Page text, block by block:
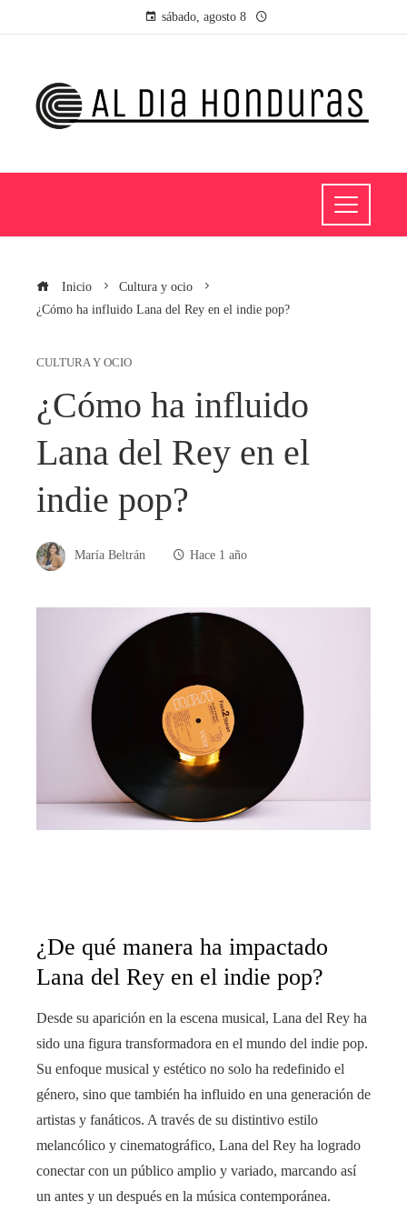
sábado, agosto 8
Inicio
Cultura y ocio
¿Cómo ha influido Lana del Rey en el indie pop?
CULTURA Y OCIO
¿Cómo ha influido
Lana del Rey en el
indie pop?
María Beltrán Hace 1 año
¿De qué manera ha impactado
Lana del Rey en el indie pop?
Desde su aparición en la escena musical, Lana del Rey ha
sido una figura transformadora en el mundo del indie pop.
Su enfoque musical y estético no solo ha redefinido el
género, sino que también ha influido en una generación de
artistas y fanáticos. A través de su distintivo estilo
melancólico y cinematográfico, Lana del Rey ha logrado
conectar con un público amplio y variado, marcando así
un antes y un después en la música contemporánea.